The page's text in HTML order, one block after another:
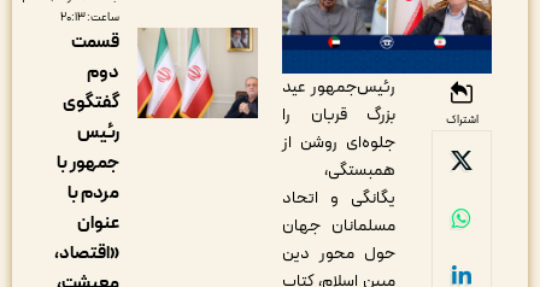
رئیس‌جمهور عید
بزرگ قربان را
جلوه‌ای روشن از
همبستگی،
یگانگی و اتحاد
مسلمانان جهان
حول محور دین
مبین اسلام، کتاب
قسمت
دوم
گفتگوی
جمهور با
«اقتصاد،